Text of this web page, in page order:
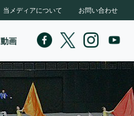
当メディアについて お問い合わせ
動画